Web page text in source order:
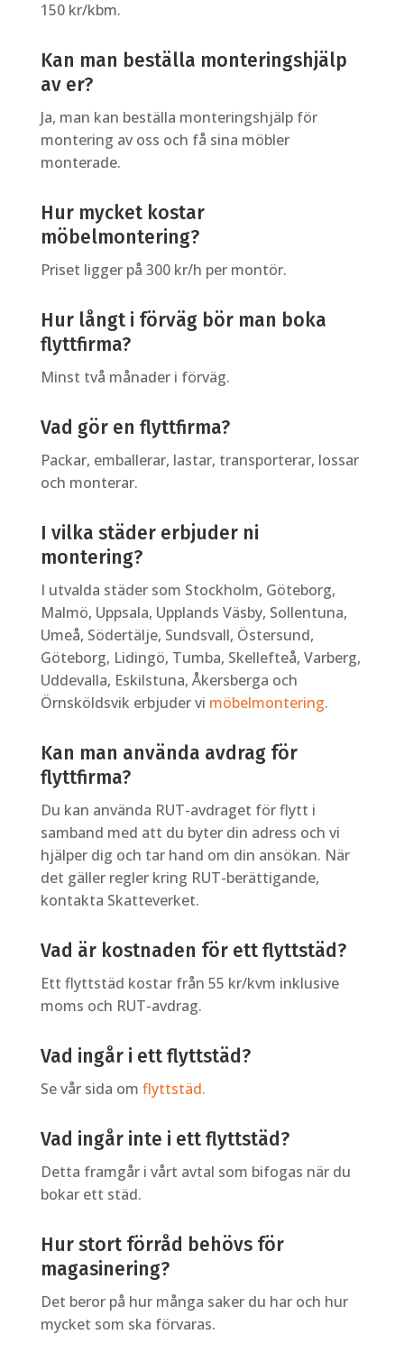
150 kr/kbm.
Kan man beställa monteringshjälp
av er?
Ja, man kan beställa monteringshjälp för
montering av oss och få sina möbler
monterade.
Hur mycket kostar
möbelmontering?
Priset ligger på 300 kr/h per montör.
Hur långt i förväg bör man boka
flyttfirma?
Minst två månader i förväg.
Vad gör en flyttfirma?
Packar, emballerar, lastar, transporterar, lossar
och monterar.
I vilka städer erbjuder ni
montering?
I utvalda städer som Stockholm, Göteborg,
Malmö, Uppsala, Upplands Väsby, Sollentuna,
Umeå, Södertälje, Sundsvall, Östersund,
Göteborg, Lidingö, Tumba, Skellefteå, Varberg,
Uddevalla, Eskilstuna, Åkersberga och
Örnsköldsvik erbjuder vi möbelmontering.
Kan man använda avdrag för
flyttfirma?
Du kan använda RUT-avdraget för flytt i
samband med att du byter din adress och vi
hjälper dig och tar hand om din ansökan. När
det gäller regler kring RUT-berättigande,
kontakta Skatteverket.
Vad är kostnaden för ett flyttstäd?
Ett flyttstäd kostar från 55 kr/kvm inklusive
moms och RUT-avdrag.
Vad ingår i ett flyttstäd?
Se vår sida om flyttstäd.
Vad ingår inte i ett flyttstäd?
Detta framgår i vårt avtal som bifogas när du
bokar ett städ.
Hur stort förråd behövs för
magasinering?
Det beror på hur många saker du har och hur
mycket som ska förvaras.